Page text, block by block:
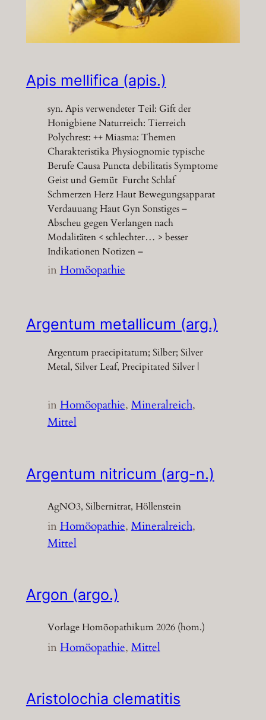
Apis mellifica (apis.)
syn. Apis verwendeter Teil: Gift der
Honigbiene Naturreich: Tierreich
Polychrest: ++ Miasma: Themen
Charakteristika Physiognomie typische
Berufe Causa Puncta debilitatis Symptome
Geist und Gemüt Furcht Schlaf
Schmerzen Herz Haut Bewegungsapparat
Verdauuang Haut Gyn Sonstiges –
Abscheu gegen Verlangen nach
Modalitäten < schlechter… > besser
Indikationen Notizen –
inHomöopathie
Argentum metallicum (arg.)
Argentum praecipitatum; Silber; Silver
Metal, Silver Leaf, Precipitated Silver |
inHomöopathie, Mineralreich
Mittel
Argentum nitricum (arg-n.)
AgNO3, Silbernitrat, Höllenstein
inHomöopathie, Mineralreich
Mittel
Argon (argo.)
Vorlage Homöopathikum 2026 (hom.)
inHomöopathie, Mittel
Aristolochia clematitis